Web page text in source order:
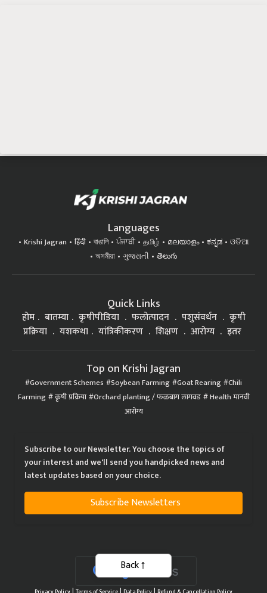
Languages
Krishi Jagran हिंदी বাঙালি ਪੰਜਾਬੀ தமிழ் മലയാളം ಕನ್ನಡ
ଓଡିଆ
অসমীয়া
ગુજરાતી తెలుగు
Quick Links
होम बातम्या कृषीपीडिया फलोत्पादन पशुसंवर्धन
कृषी
प्रक्रिया
यशकथा यांत्रिकीकरण शिक्षण आरोग्य इतर
Top on Krishi Jagran
Government Schemes Soybean Farming Goat Rearing Chili
Farming कृषी प्रक्रिया Orchard planting / फळबाग लागवड Health मानवी
आरोग्य
Subscribe to our Newsletter. You choose the topics of
your interest and we'll send you handpicked news and
latest updates based on your choice.
Subscribe Newsletters
Back